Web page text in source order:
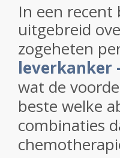
In een
uitgebreid
zogeheten
leverkanker
wat de
beste welke
combinaties